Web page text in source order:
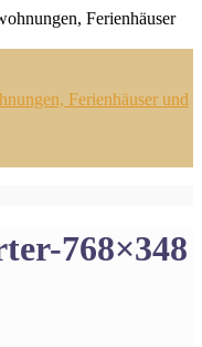
Ferienhäuser und
768×348